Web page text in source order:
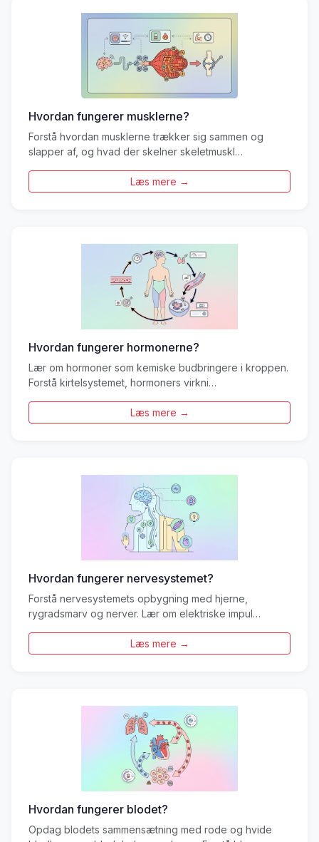
Hvordan fungerer musklerne?
Forstå hvordan musklerne trækker sig sammen og
slapper af, og hvad der skelner skeletmuskl…
Læs mere →
Hvordan fungerer hormonerne?
Lær om hormoner som kemiske budbringere i kroppen.
Forstå kirtelsystemet, hormoners virkni…
Læs mere →
Hvordan fungerer nervesystemet?
Forstå nervesystemets opbygning med hjerne,
rygradsmarv og nerver. Lær om elektriske impul…
Læs mere →
Hvordan fungerer blodet?
Opdag blodets sammensætning med rode og hvide